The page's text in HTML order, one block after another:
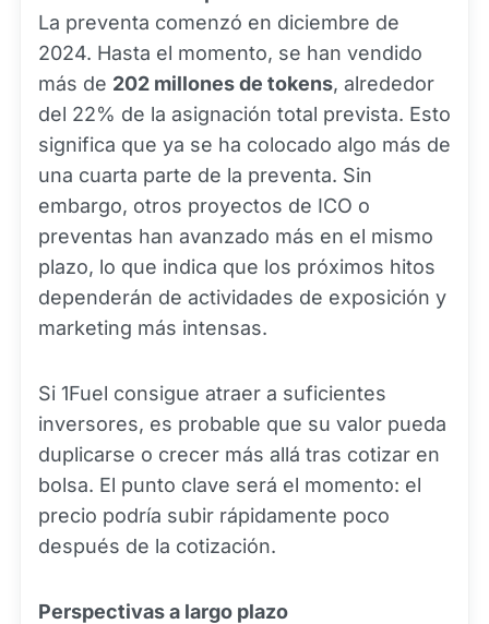
La preventa comenzó en diciembre de
2024. Hasta el momento, se han vendido
más de 202 millones de tokens, alrededor
del 22% de la asignación total prevista. Esto
significa que ya se ha colocado algo más de
una cuarta parte de la preventa. Sin
embargo, otros proyectos de ICO o
preventas han avanzado más en el mismo
plazo, lo que indica que los próximos hitos
dependerán de actividades de exposición y
marketing más intensas.
Si 1Fuel consigue atraer a suficientes
inversores, es probable que su valor pueda
duplicarse o crecer más allá tras cotizar en
bolsa. El punto clave será el momento: el
precio podría subir rápidamente poco
después de la cotización.
Perspectivas a largo plazo